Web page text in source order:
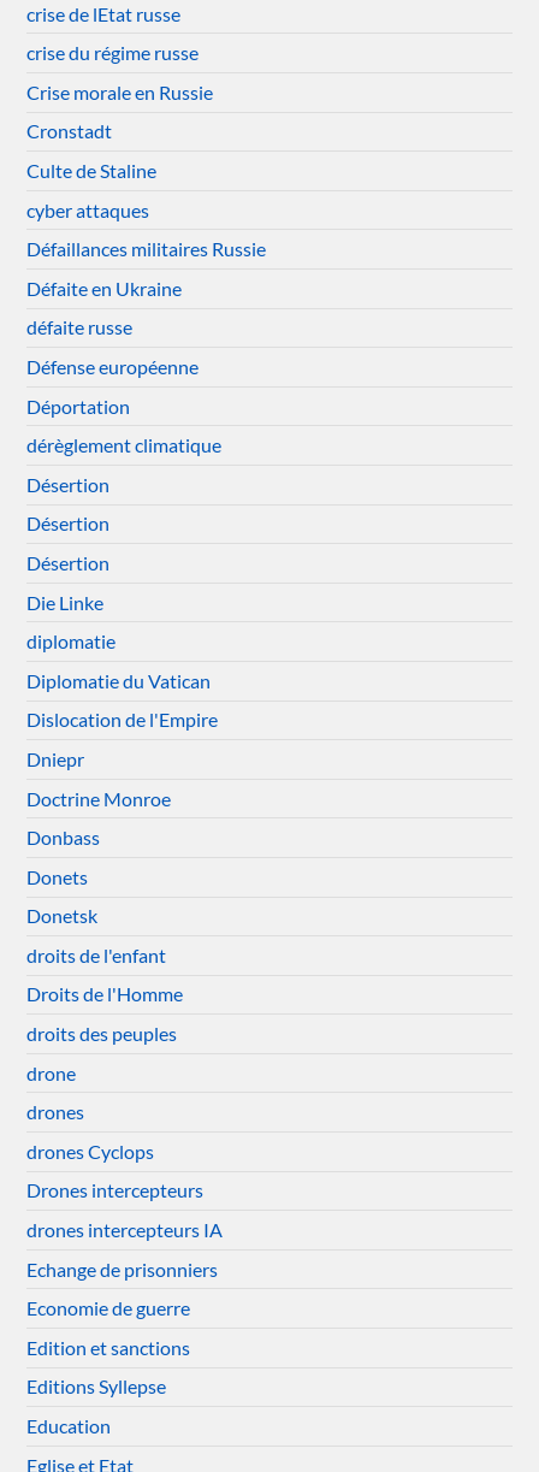
crise de lEtat russe
crise du régime russe
Crise morale en Russie
Cronstadt
Culte de Staline
cyber attaques
Défaillances militaires Russie
Défaite en Ukraine
défaite russe
Défense européenne
Déportation
dérèglement climatique
Désertion
Désertion
Désertion
Die Linke
diplomatie
Diplomatie du Vatican
Dislocation de l'Empire
Dniepr
Doctrine Monroe
Donbass
Donets
Donetsk
droits de l'enfant
Droits de l'Homme
droits des peuples
drone
drones
drones Cyclops
Drones intercepteurs
drones intercepteurs IA
Echange de prisonniers
Economie de guerre
Edition et sanctions
Editions Syllepse
Education
Eglise et Etat